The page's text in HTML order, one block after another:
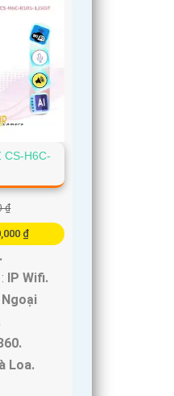
CS-H6C-
₫
₫
IP Wifi.
Loa.